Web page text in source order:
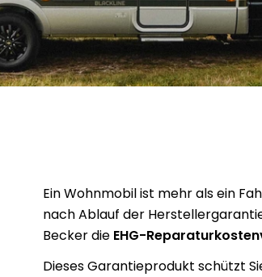
Ein Wohnmobil ist mehr als ein
nach Ablauf der
Becker die EHG-
Dieses Garantieprodukt schützt